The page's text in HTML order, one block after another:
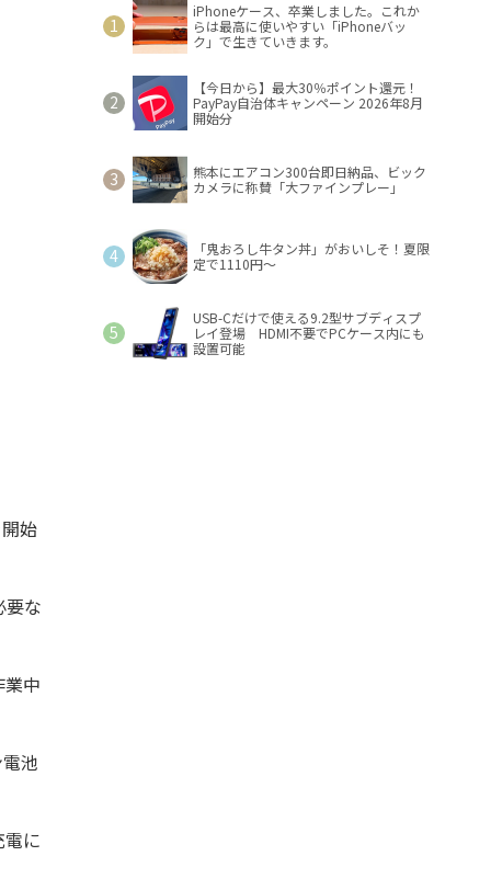
始
な
中
池
に
iPhoneケース、卒業しました。これか
らは最高に使いやすい「iPhoneバッ
ク」で生きていきます。
【今日から】最大30％ポイント還元！
PayPay自治体キャンペーン 2026年8月
開始分
熊本にエアコン300台即日納品、ビック
カメラに称賛「大ファインプレー」
「鬼おろし牛タン丼」がおいしそ！夏限
定で1110円～
USB-Cだけで使える9.2型サブディスプ
レイ登場 HDMI不要でPCケース内にも
設置可能